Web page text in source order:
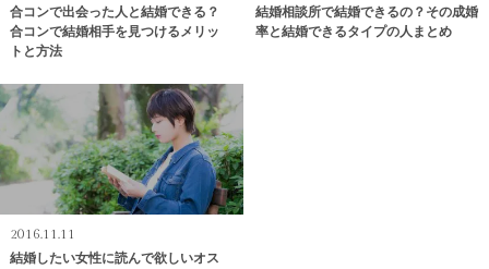
合コンで出会った人と結婚できる？
合コンで結婚相手を見つけるメリッ
トと方法
結婚相談所で結婚できるの？その成婚
率と結婚できるタイプの人まとめ
2016.11.11
結婚したい女性に読んで欲しいオス